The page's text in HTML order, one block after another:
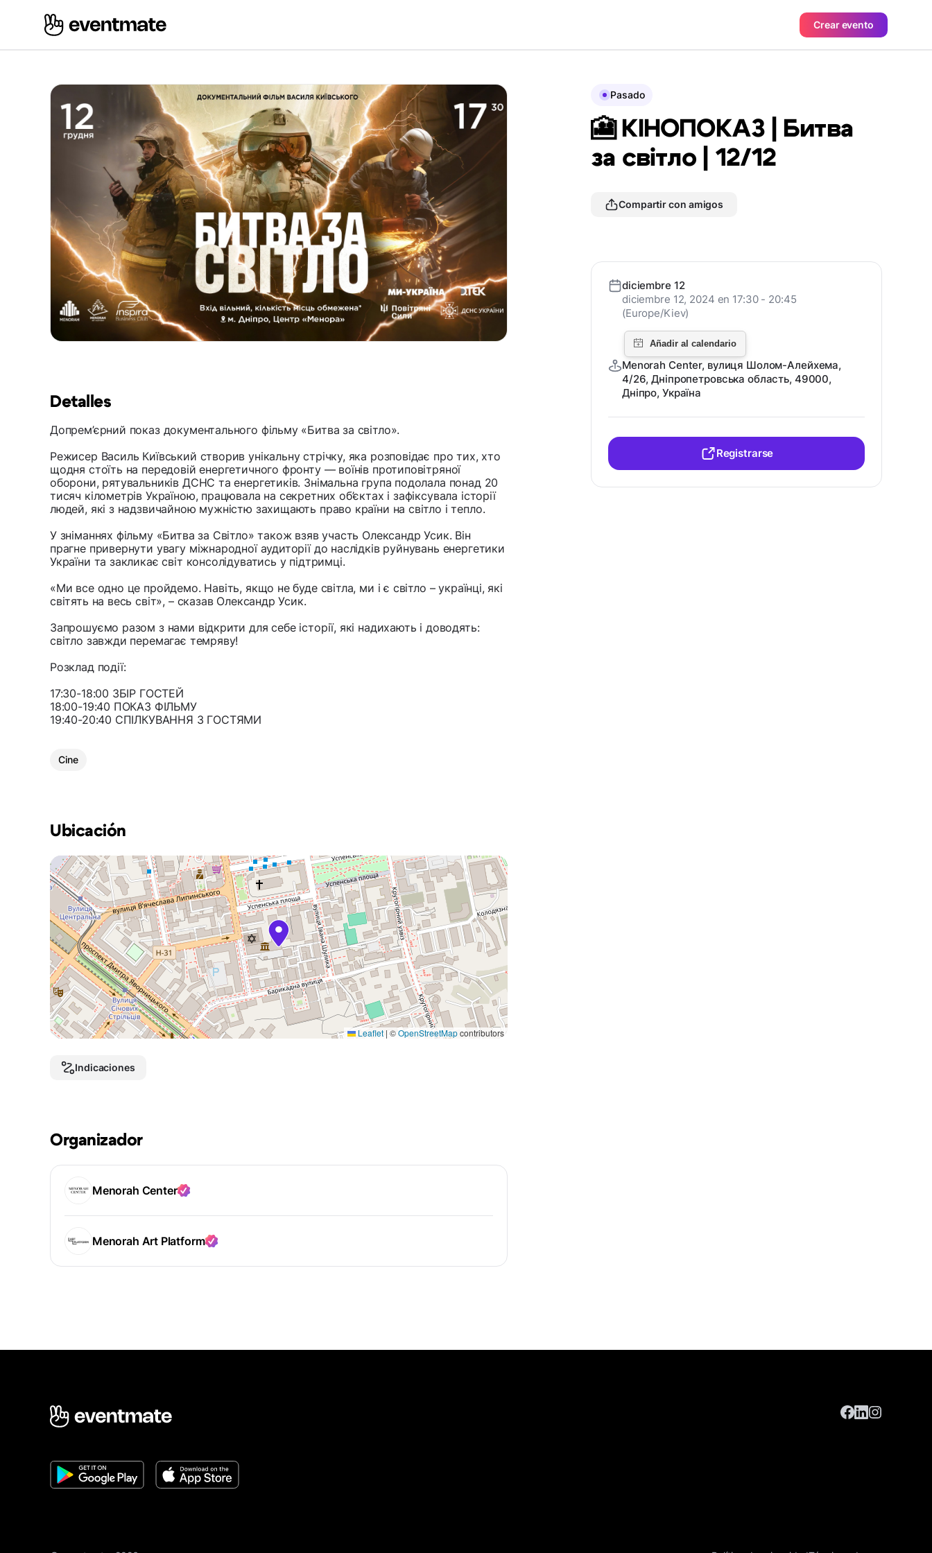
Crear evento
Detalles
Допрем’єрний показ документального фільму «Битва за світло».
Режисер Василь Київський створив унікальну стрічку, яка розповідає про тих, хто
щодня стоїть на передовій енергетичного фронту — воїнів протиповітряної
оборони, рятувальників ДСНС та енергетиків. Знімальна група подолала понад 20
тисяч кілометрів Україною, працювала на секретних об’єктах і зафіксувала історії
людей, які з надзвичайною мужністю захищають право країни на світло і тепло.
У зніманнях фільму «Битва за Світло» також взяв участь Олександр Усик. Він
прагне привернути увагу міжнародної аудиторії до наслідків руйнувань енергетики
України та закликає світ консолідуватись у підтримці.
«Ми все одно це пройдемо. Навіть, якщо не буде світла, ми і є світло – українці, які
світять на весь світ», – сказав Олександр Усик.
Запрошуємо разом з нами відкрити для себе історії, які надихають і доводять:
світло завжди перемагає темряву!
Розклад події:
17:30-18:00 ЗБІР ГОСТЕЙ
18:00-19:40 ПОКАЗ ФІЛЬМУ
19:40-20:40 СПІЛКУВАННЯ З ГОСТЯМИ
Cine
Ubicación
Leaflet | ©OpenStreetMapcontributors
Indicaciones
Organizador
Menorah Center
Menorah Art Platform
Pasado
🎦 КІНОПОКАЗ | Битва
за світло | 12/12
Compartir con amigos
diciembre 12
diciembre 12, 2024 en 17:30 - 20:45
(Europe/Kiev)
Menorah Center, вулиця Шолом-Алейхема,
4/26, Дніпропетровська область, 49000,
Дніпро, Україна
Registrarse